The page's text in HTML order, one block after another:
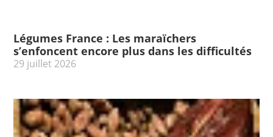
Légumes France : Les maraïchers
s’enfoncent encore plus dans les difficultés
29 juillet 2026